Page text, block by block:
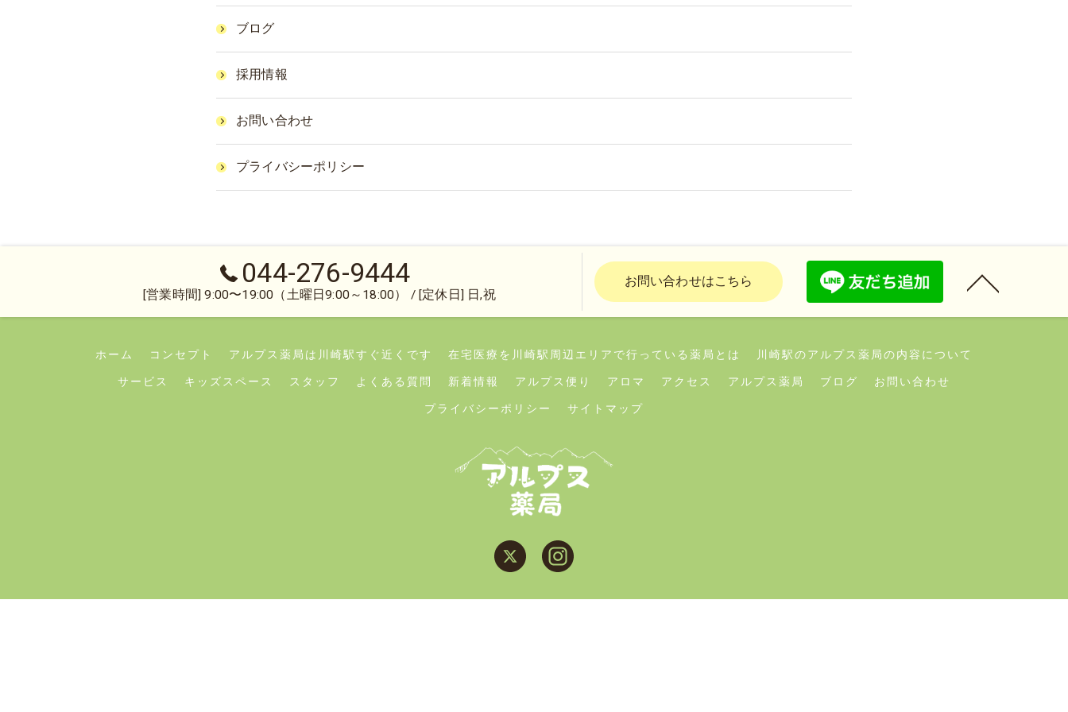
ブログ
採用情報
お問い合わせ
プライバシーポリシー
044-276-9444
[営業時間] 9:00〜19:00（土曜日9:00～18:00） / [定休日] 日,祝
お問い合わせはこちら
ホーム コンセプト アルプス薬局は川崎駅すぐ近くです 在宅医療を川崎駅周辺エリアで行っている薬局とは 川崎駅のアルプス薬局の内容について
サービス キッズスペース スタッフ よくある質問 新着情報 アルプス便り アロマ アクセス アルプス薬局 ブログ お問い合わせ
プライバシーポリシー サイトマップ